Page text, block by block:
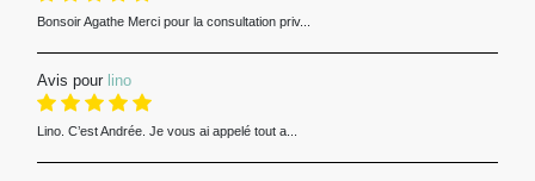
Bonsoir Agathe Merci pour la consultation priv...
Avis pour lino
Lino. C’est Andrée. Je vous ai appelé tout a...